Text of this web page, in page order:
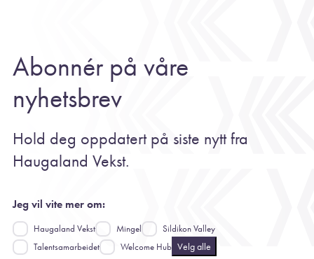
Abonnér på våre
nyhetsbrev
Hold deg oppdatert på siste nytt fra
Haugaland Vekst.
Jeg vil vite mer om:
Haugaland Vekst Mingel
Sildikon Valley
Talentsamarbeidet
Welcome Hub Velg alle